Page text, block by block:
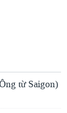
từ Saigon)